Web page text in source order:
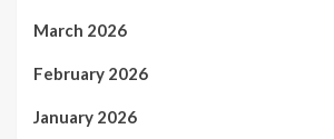
March 2026
February 2026
January 2026